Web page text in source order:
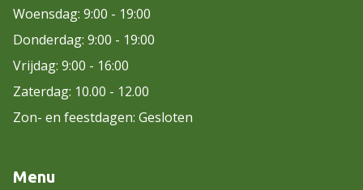
Woensdag: 9:00 - 19:00
Donderdag: 9:00 - 19:00
Vrijdag: 9:00 - 16:00
Zaterdag: 10.00 - 12.00
Zon- en feestdagen: Gesloten
Menu